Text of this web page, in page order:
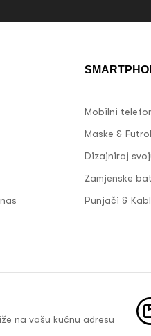
Mobilni
Maske &
Dizajniraj
Zamjenske
Punjači &
na vašu kućnu adresu